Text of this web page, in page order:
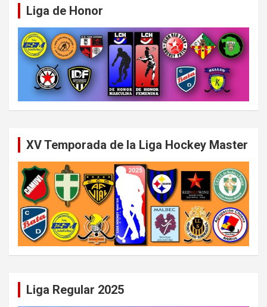
Liga de Honor
XV Temporada de la Liga Hockey Master
Liga Regular 2025